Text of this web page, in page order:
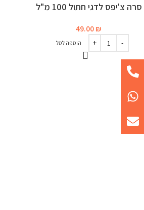
סרה צ'יפס לדגי חתול 100 מ"ל
49.00 ₪
הוספה לסל